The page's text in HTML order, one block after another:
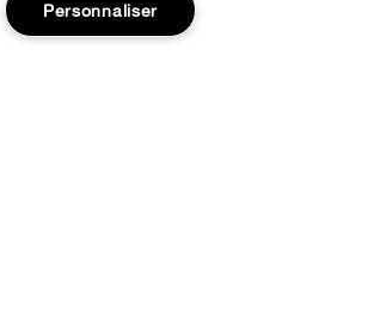
Personnaliser